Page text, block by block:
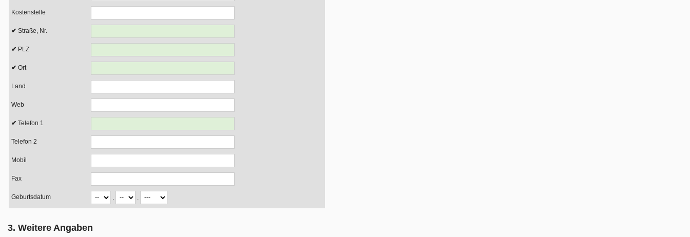
Kostenstelle
Straße, Nr.
PLZ
Ort
Land
Web
Telefon 1
Telefon 2
Mobil
Fax
Geburtsdatum . .
3. Weitere Angaben